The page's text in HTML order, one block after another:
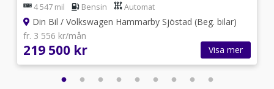
4 547 mil Bensin Automat
Din Bil / Volkswagen Hammarby Sjöstad (Beg. bilar)
fr. 3 556 kr/mån
219 500 kr Visa mer